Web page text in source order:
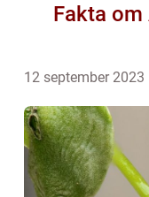
Fakta om
12 september 2023